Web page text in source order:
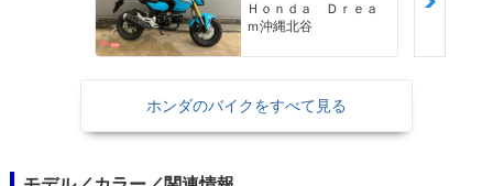
Ｈｏｎｄａ Ｄｒｅａ
ｍ沖縄北谷
ホンダのバイクをすべて見る